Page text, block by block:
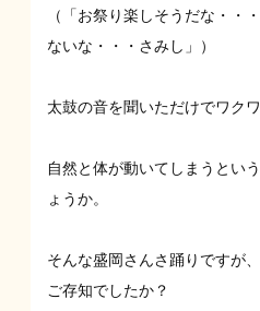
（「お祭り楽しそうだな・・
ないな・・・さみし」）
太鼓の音を聞いただけでワクワ
自然と体が動いてしまうとい
ょうか。
そんな盛岡さんさ踊りですが
ご存知でしたか？